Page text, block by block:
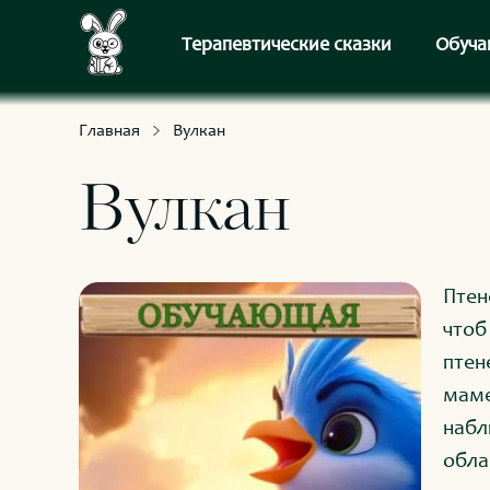
Терапевтические сказки
Для умных и любознательных
Главная Вулкан
Вулкан